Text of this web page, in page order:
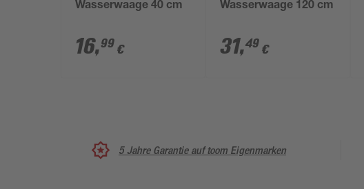
Wasserwaage 40 cm
16,99 €
Wasserwaage 120 cm
31,49 €
5 Jahre Garantie auf toom Eigenmarken